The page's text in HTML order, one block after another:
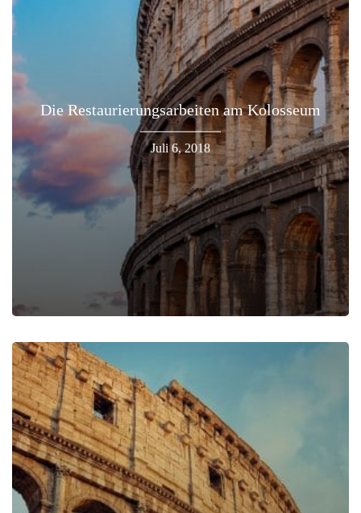
Die Restaurierungsarbeiten am Kolosseum
Juli 6, 2018